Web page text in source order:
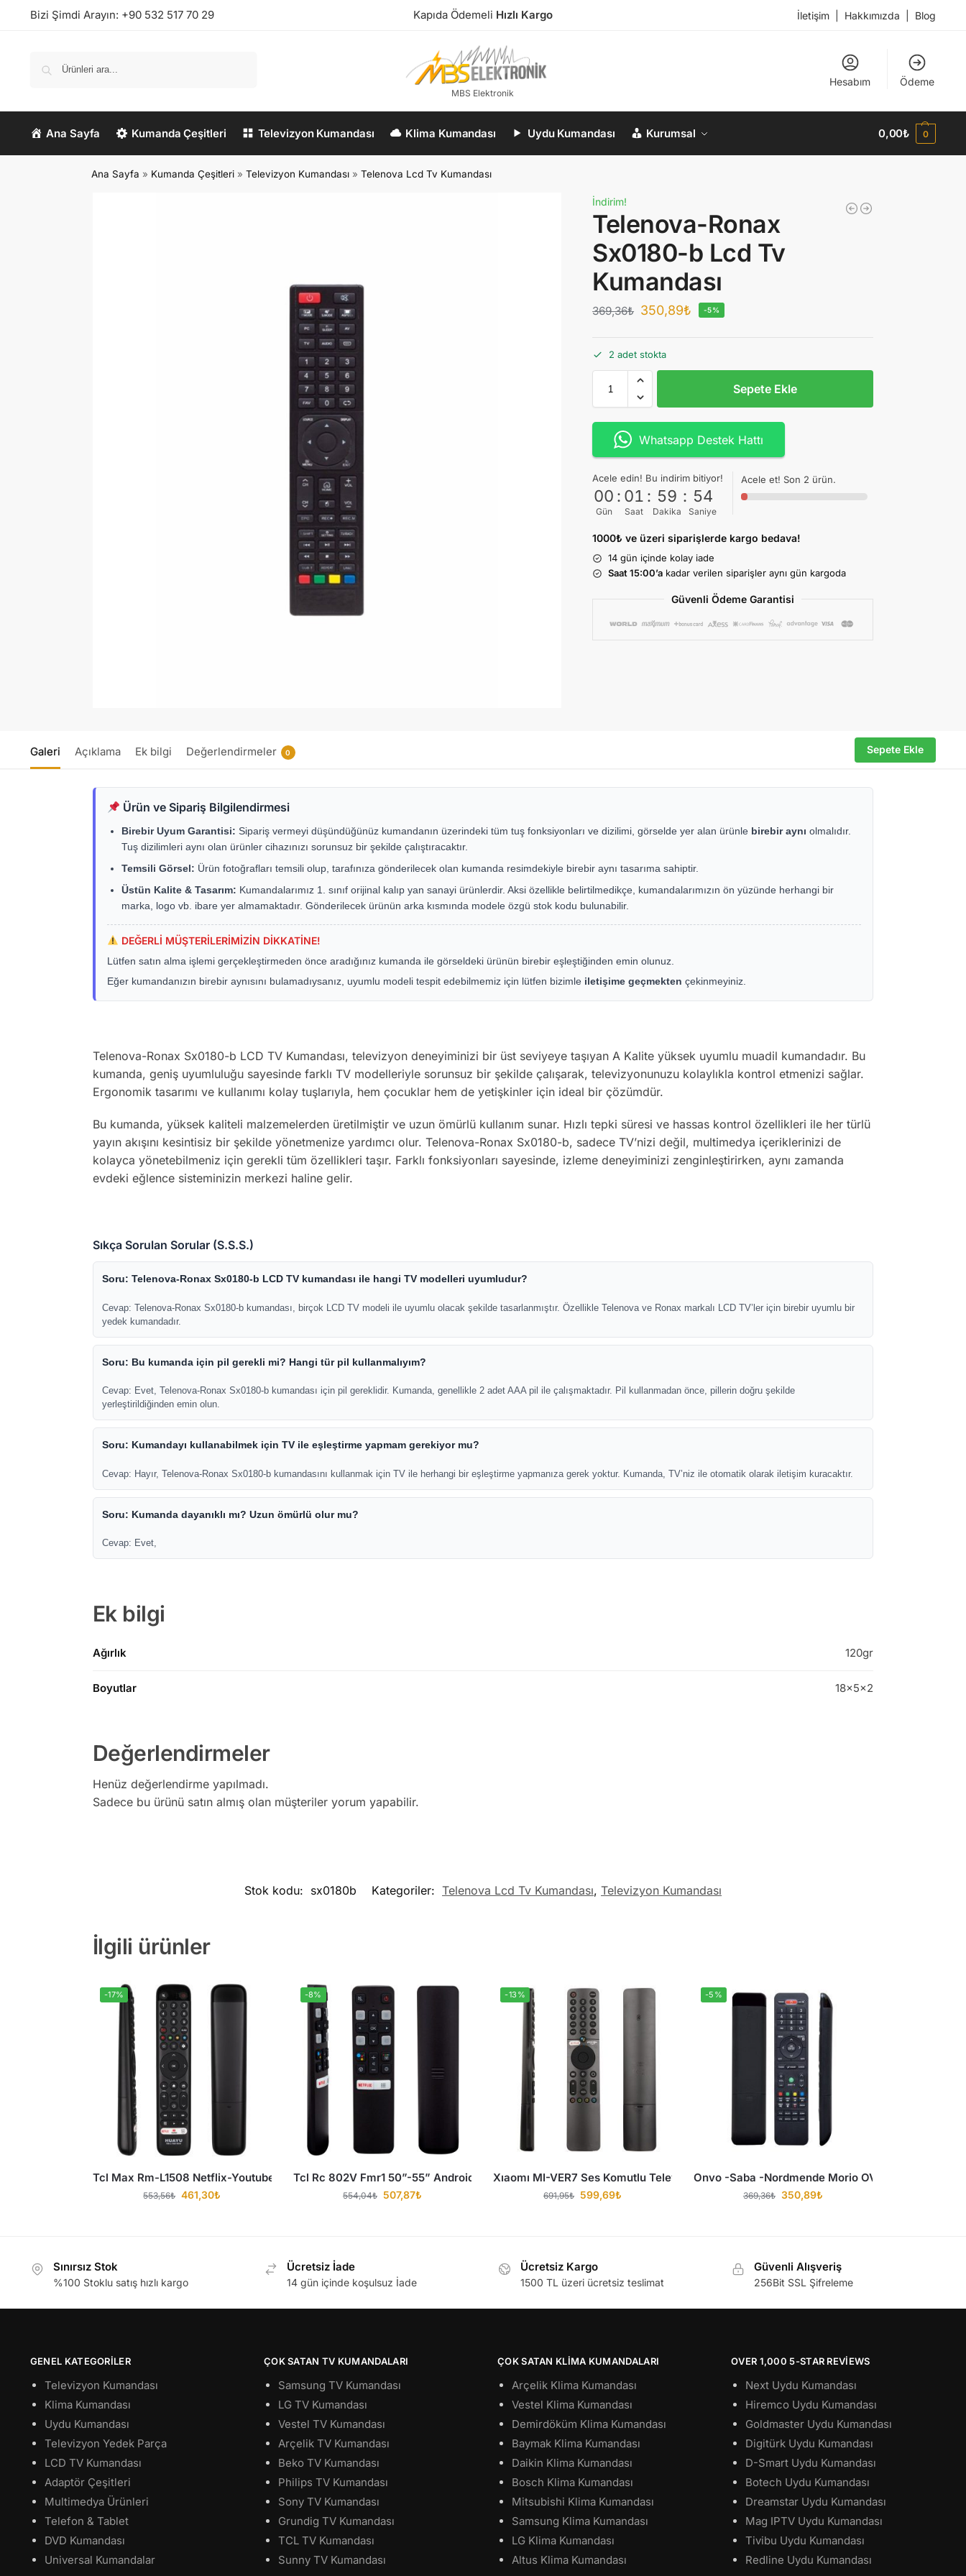
Bizi Şimdi Arayın: +90 532 517 70 29 Kapıda Ödemeli Hızlı Kargo İletişim Hakkımızda Blog
MBS Elektronik
Hesabım Ödeme
Ana Sayfa Kumanda Çeşitleri Televizyon Kumandası Klima Kumandası Uydu Kumandası Kurumsal 0,00₺ 0
Ana Sayfa » Kumanda Çeşitleri »Televizyon Kumandası »Telenova Lcd Tv Kumandası
İndirim!
Telenova-Ronax
Sx0180-b Lcd Tv
Kumandası
369,36₺ 350,89₺ -5%
2 adet stokta
Sepete Ekle
Whatsapp Destek Hattı
Acele edin! Bu indirim bitiyor!
00
Gün
: 01
Saat
: 59
Dakika
: 54
Saniye
Acele et! Son 2 ürün.
1000₺ ve üzeri siparişlerde kargo bedava!
14 gün içinde kolay iade
Saat 15:00’a kadar verilen siparişler aynı gün kargoda
Güvenli Ödeme Garantisi
Galeri Açıklama Ek bilgi Değerlendirmeler 0 Sepete Ekle
Ürün ve Sipariş Bilgilendirmesi
Birebir Uyum Garantisi: Sipariş vermeyi düşündüğünüz kumandanın üzerindeki tüm tuş fonksiyonları ve dizilimi, görselde yer alan ürünle birebir aynı olmalıdır.
Tuş dizilimleri aynı olan ürünler cihazınızı sorunsuz bir şekilde çalıştıracaktır.
Temsili Görsel: Ürün fotoğrafları temsili olup, tarafınıza gönderilecek olan kumanda resimdekiyle birebir aynı tasarıma sahiptir.
Üstün Kalite & Tasarım: Kumandalarımız 1. sınıf orijinal kalıp yan sanayi ürünlerdir. Aksi özellikle belirtilmedikçe, kumandalarımızın ön yüzünde herhangi bir
marka, logo vb. ibare yer almamaktadır. Gönderilecek ürünün arka kısmında modele özgü stok kodu bulunabilir.
DEĞERLİ MÜŞTERİLERİMİZİN DİKKATİNE!
Lütfen satın alma işlemi gerçekleştirmeden önce aradığınız kumanda ile görseldeki ürünün birebir eşleştiğinden emin olunuz.
Eğer kumandanızın birebir aynısını bulamadıysanız, uyumlu modeli tespit edebilmemiz için lütfen bizimle iletişime geçmekten çekinmeyiniz.
Telenova-Ronax Sx0180-b LCD TV Kumandası, televizyon deneyiminizi bir üst seviyeye taşıyan A Kalite yüksek uyumlu muadil kumandadır. Bu
kumanda, geniş uyumluluğu sayesinde farklı TV modelleriyle sorunsuz bir şekilde çalışarak, televizyonunuzu kolaylıkla kontrol etmenizi sağlar.
Ergonomik tasarımı ve kullanımı kolay tuşlarıyla, hem çocuklar hem de yetişkinler için ideal bir çözümdür.
Bu kumanda, yüksek kaliteli malzemelerden üretilmiştir ve uzun ömürlü kullanım sunar. Hızlı tepki süresi ve hassas kontrol özellikleri ile her türlü
yayın akışını kesintisiz bir şekilde yönetmenize yardımcı olur. Telenova-Ronax Sx0180-b, sadece TV’nizi değil, multimedya içeriklerinizi de
kolayca yönetebilmeniz için gerekli tüm özellikleri taşır. Farklı fonksiyonları sayesinde, izleme deneyiminizi zenginleştirirken, aynı zamanda
evdeki eğlence sisteminizin merkezi haline gelir.
Sıkça Sorulan Sorular (S.S.S.)
Soru: Telenova-Ronax Sx0180-b LCD TV kumandası ile hangi TV modelleri uyumludur?
Cevap: Telenova-Ronax Sx0180-b kumandası, birçok LCD TV modeli ile uyumlu olacak şekilde tasarlanmıştır. Özellikle Telenova ve Ronax markalı LCD TV’ler için birebir uyumlu bir
yedek kumandadır.
Soru: Bu kumanda için pil gerekli mi? Hangi tür pil kullanmalıyım?
Cevap: Evet, Telenova-Ronax Sx0180-b kumandası için pil gereklidir. Kumanda, genellikle 2 adet AAA pil ile çalışmaktadır. Pil kullanmadan önce, pillerin doğru şekilde
yerleştirildiğinden emin olun.
Soru: Kumandayı kullanabilmek için TV ile eşleştirme yapmam gerekiyor mu?
Cevap: Hayır, Telenova-Ronax Sx0180-b kumandasını kullanmak için TV ile herhangi bir eşleştirme yapmanıza gerek yoktur. Kumanda, TV’niz ile otomatik olarak iletişim kuracaktır.
Soru: Kumanda dayanıklı mı? Uzun ömürlü olur mu?
Cevap: Evet,
Ek bilgi
Ağırlık 120gr
Boyutlar 18x5x2
Değerlendirmeler
Henüz değerlendirme yapılmadı.
Sadece bu ürünü satın almış olan müşteriler yorum yapabilir.
Stok kodu: sx0180b Kategoriler: Telenova Lcd Tv Kumandası, Televizyon Kumandası
İlgili ürünler
-17%
Tcl Max Rm-L1508 Netflix-Youtube-Prime Video Tuşlu Lcd Led Televizyon Kumandası
553,56₺ 461,30₺
-8%
Tcl Rc 802V Fmr1 50”-55” Android Tv Sesli Kontrol Akıllı Televizyon Kumandası
554,04₺ 507,87₺
-13%
Xıaomı MI-VER7 Ses Komutlu Televizyon Kumandası (L75m6-Esg) Netflıx- Prıme Vıdeo
691,95₺ 599,69₺
-5%
Onvo -Saba -Nordmende Morio OV50F351/
369,36₺ 350,89₺
Sınırsız Stok
%100 Stoklu satış hızlı kargo
Ücretsiz İade
14 gün içinde koşulsuz İade
Ücretsiz Kargo
1500 TL üzeri ücretsiz teslimat
Güvenli Alışveriş
256Bit SSL Şifreleme
GENEL KATEGORILER
Televizyon Kumandası
Klima Kumandası
Uydu Kumandası
Televizyon Yedek Parça
LCD TV Kumandası
Adaptör Çeşitleri
Multimedya Ürünleri
Telefon & Tablet
DVD Kumandası
Universal Kumandalar
ÇOK SATAN TV KUMANDALARI
Samsung TV Kumandası
LG TV Kumandası
Vestel TV Kumandası
Arçelik TV Kumandası
Beko TV Kumandası
Philips TV Kumandası
Sony TV Kumandası
Grundig TV Kumandası
TCL TV Kumandası
Sunny TV Kumandası
ÇOK SATAN KLIMA KUMANDALARI
Arçelik Klima Kumandası
Vestel Klima Kumandası
Demirdöküm Klima Kumandası
Baymak Klima Kumandası
Daikin Klima Kumandası
Bosch Klima Kumandası
Mitsubishi Klima Kumandası
Samsung Klima Kumandası
LG Klima Kumandası
Altus Klima Kumandası
OVER 1,000 5-STAR REVIEWS
Next Uydu Kumandası
Hiremco Uydu Kumandası
Goldmaster Uydu Kumandası
Digitürk Uydu Kumandası
D-Smart Uydu Kumandası
Botech Uydu Kumandası
Dreamstar Uydu Kumandası
Mag IPTV Uydu Kumandası
Tivibu Uydu Kumandası
Redline Uydu Kumandası